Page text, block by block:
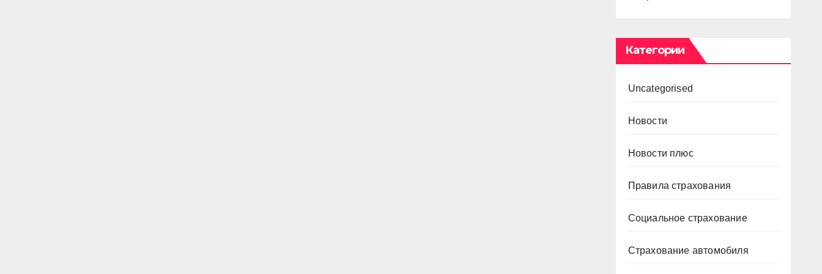
Категории
Uncategorised
Новости
Новости плюс
Правила страхования
Социальное страхование
Страхование автомобиля